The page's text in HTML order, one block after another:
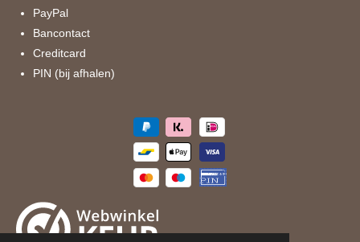
PayPal
Bancontact
Creditcard
PIN (bij afhalen)